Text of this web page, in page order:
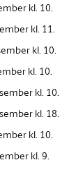
kl. 10.
kl. 11.
kl. 10.
kl. 10.
kl. 10.
kl. 18.
kl. 10.
kl. 9.